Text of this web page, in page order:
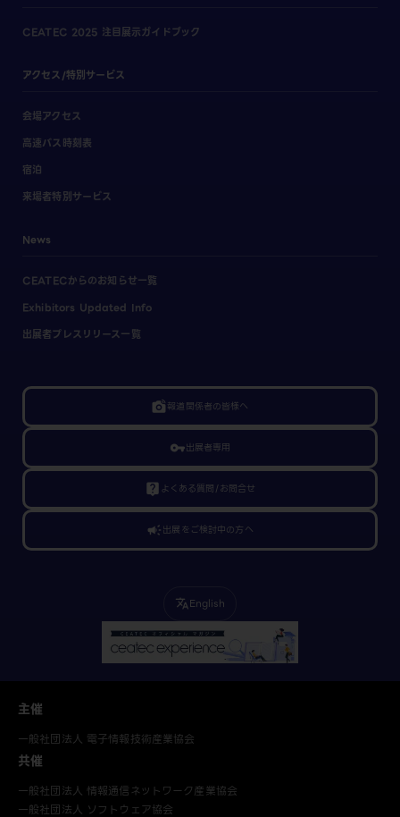
CEATEC 2025 注目展示ガイドブック
アクセス/特別サービス
会場アクセス
高速バス時刻表
宿泊
来場者特別サービス
News
CEATECからのお知らせ一覧
Exhibitors Updated Info
出展者プレスリリース一覧
linked_camera報道関係者の皆様へ
vpn_key出展者専用
live_help よくある質問/お問合せ
campaign出展をご検討中の方へ
translateEnglish
主催
一般社団法人 電子情報技術産業協会
共催
一般社団法人 情報通信ネットワーク産業協会
一般社団法人 ソフトウェア協会